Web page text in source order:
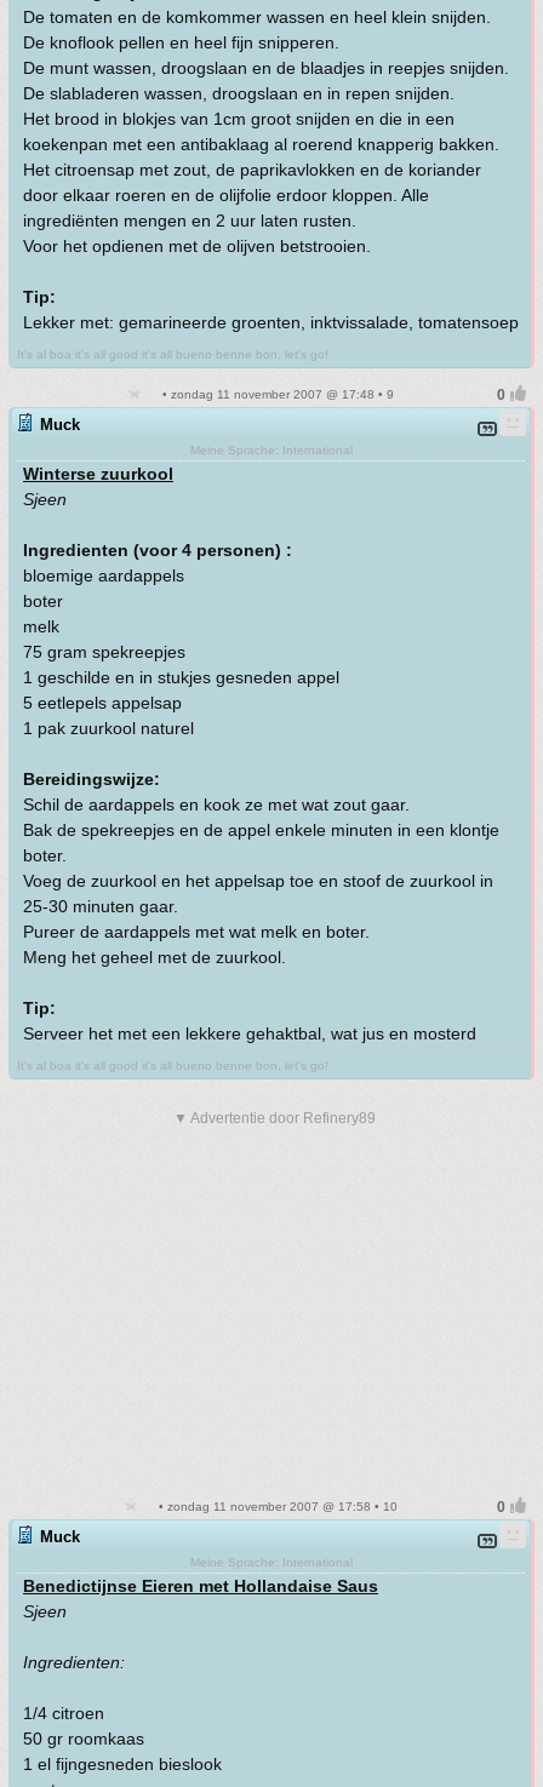
De tomaten en de komkommer wassen en heel klein snijden.
De knoflook pellen en heel fijn snipperen.
De munt wassen, droogslaan en de blaadjes in reepjes snijden.
De slabladeren wassen, droogslaan en in repen snijden.
Het brood in blokjes van 1cm groot snijden en die in een
koekenpan met een antibaklaag al roerend knapperig bakken.
Het citroensap met zout, de paprikavlokken en de koriander
door elkaar roeren en de olijfolie erdoor kloppen. Alle
ingrediënten mengen en 2 uur laten rusten.
Voor het opdienen met de olijven betstrooien.
Tip:
Lekker met: gemarineerde groenten, inktvissalade, tomatensoep
It's al boa it's all good it's all bueno benne bon, let's go!
• zondag 11 november 2007 @ 17:48 • 9
Muck
Meine Sprache: International
Winterse zuurkool
Sjeen
Ingredienten (voor 4 personen) :
bloemige aardappels
boter
melk
75 gram spekreepjes
1 geschilde en in stukjes gesneden appel
5 eetlepels appelsap
1 pak zuurkool naturel
Bereidingswijze:
Schil de aardappels en kook ze met wat zout gaar.
Bak de spekreepjes en de appel enkele minuten in een klontje
boter.
Voeg de zuurkool en het appelsap toe en stoof de zuurkool in
25-30 minuten gaar.
Pureer de aardappels met wat melk en boter.
Meng het geheel met de zuurkool.
Tip:
Serveer het met een lekkere gehaktbal, wat jus en mosterd
It's al boa it's all good it's all bueno benne bon, let's go!
▼ Advertentie door Refinery89
• zondag 11 november 2007 @ 17:58 • 10
Muck
Meine Sprache: International
Benedictijnse Eieren met Hollandaise Saus
Sjeen
Ingredienten:
1/4 citroen
50 gr roomkaas
1 el fijngesneden bieslook